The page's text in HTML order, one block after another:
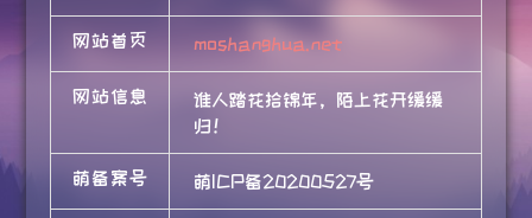
网站首页 moshanghua.net
网站信息
谁人踏花拾锦年，陌上花开缓缓
归！
萌备案号 萌ICP备20200527号